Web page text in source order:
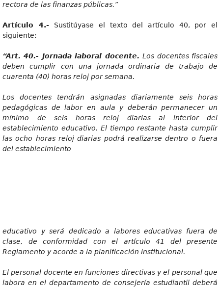
rectora de las finanzas públicas.”
Artícul o 4.- Sustitúyase el texto del artículo 40, por el
siguiente:
“Art. 40.- Jornada laboral docente.Los docentes fiscales
deben cumplir con una jornada ordinaria de trabajo de
cuarenta (40) horas reloj por semana.
Los docentes tendrán asignadas diariamente seis horas
pedagógicas de labor en aula y deberán permanecer un
mínimo de seis horas reloj diarias al interior del
establecimiento educativo. El tiempo restante hasta cumplir
las ocho horas reloj diarias podrá realizarse dentro o fuera
del establecimiento
educativo y será dedicado a labores educativas fuera de
clase, de conformidad con el artículo 41 del presente
Reglamento y acorde a la planificación institucional.
El personal docente en funciones directivas y el personal que
labora en el departamento de consejería estudiantil deberá